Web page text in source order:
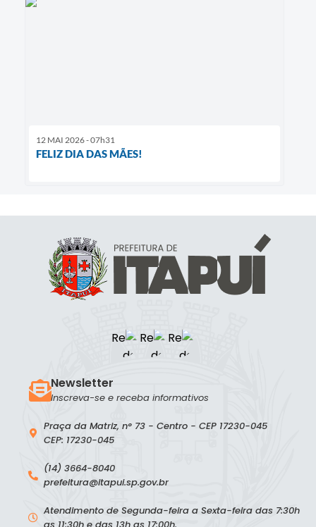
12 MAI 2026 - 07h31
FELIZ DIA DAS MÃES!
Praça da Matriz, n° 73 - Centro - CEP 17230-045
CEP: 17230-045
(14) 3664-8040
prefeitura@itapui.sp.gov.br
Atendimento de Segunda-feira a Sexta-feira das 7:30h
Newsletter
Inscreva-se e receba informativos